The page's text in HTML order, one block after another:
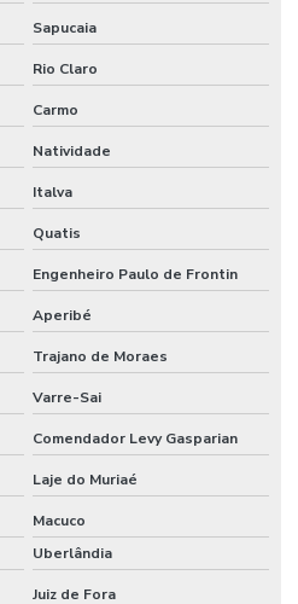
de incêndio
convencional
endereçável
sem fio
industrial
wifi
wireless
por agentes gasosos
Sapucaia
Rio Claro
Carmo
Natividade
Italva
Quatis
Engenheiro Paulo de Frontin
Aperibé
Trajano de Moraes
Varre-Sai
Comendador Levy Gasparian
Laje do Muriaé
Macuco
Uberlândia
Juiz de Fora